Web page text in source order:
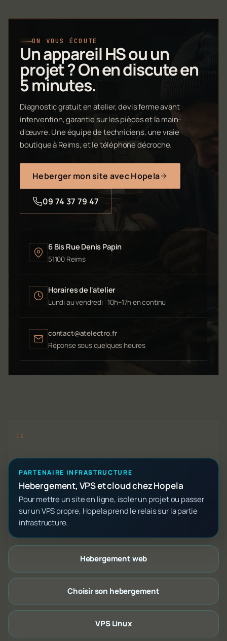
ON VOUS ÉCOUTE
Un appareil HS ou un
projet ? On en discute en
5 minutes.
Diagnostic gratuit en atelier, devis ferme avant
intervention, garantie sur les pièces et la main-
d'œuvre. Une équipe de techniciens, une vraie
boutique à Reims, et le téléphone décroche.
Heberger mon site avec Hopela
09 74 37 79 47
6 Bis Rue Denis Papin
51100 Reims
Horaires de l'atelier
Lundi au vendredi : 10h–17h en continu
contact@atelectro.fr
Réponse sous quelques heures
PARTENAIRE INFRASTRUCTURE
Hebergement, VPS et cloud chez Hopela
Pour mettre un site en ligne, isoler un projet ou passer
sur un VPS propre, Hopela prend le relais sur la partie
infrastructure.
Hebergement web
Choisir son hebergement
VPS Linux